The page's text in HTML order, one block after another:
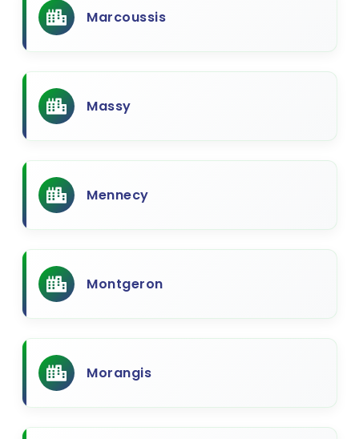
Marcoussis
Massy
Mennecy
Montgeron
Morangis